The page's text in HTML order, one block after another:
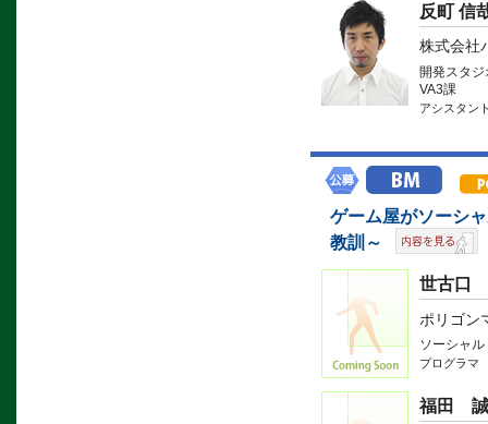
反町 信
株式会社
開発スタ
VA3課
アシスタン
ゲーム屋がソーシ
教訓～
世古口
ポリゴン
ソーシャ
プログラマ
福田